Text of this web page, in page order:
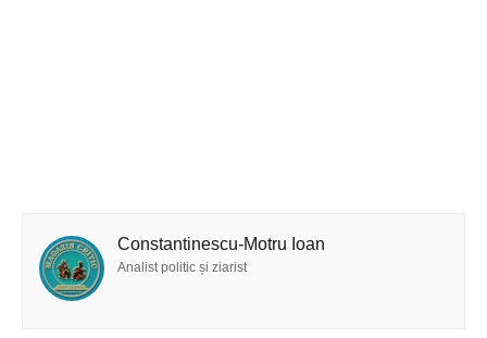
Constantinescu-Motru Ioan
Analist politic și ziarist